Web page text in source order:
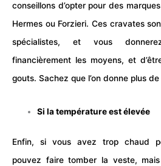
conseillons d’opter pour des
Hermes ou Forzieri. Ces cravates
spécialistes, et vous
financièrement les moyens, et
gouts. Sachez que l’on donne plus
Si la température est élevée
Enfin, si vous avez trop chaud
pouvez faire tomber la veste,